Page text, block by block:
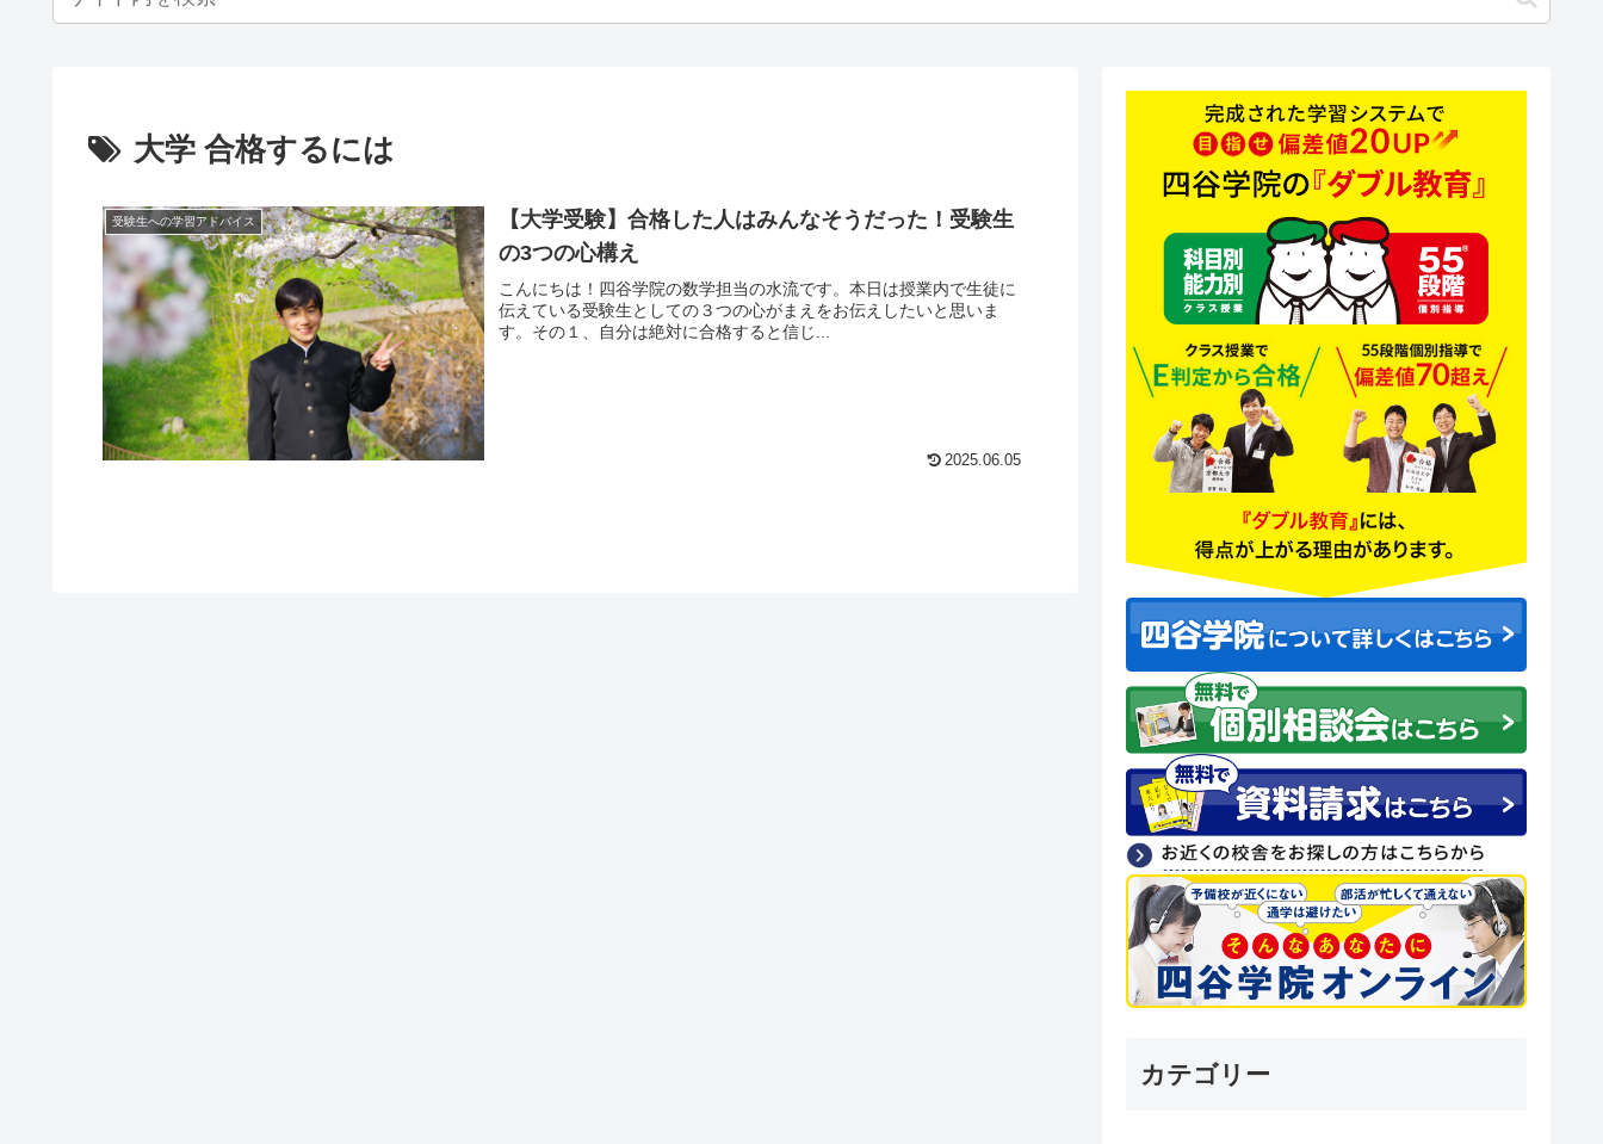
大学 合格するには
受験生への学習アドバイス
【大学受験】合格した人はみんなそうだった！受験生
の3つの心構え
こんにちは！四谷学院の数学担当の水流です。本日は授業内で生徒に
伝えている受験生としての３つの心がまえをお伝えしたいと思いま
す。その１、自分は絶対に合格すると信じ...
2025.06.05
カテゴリー